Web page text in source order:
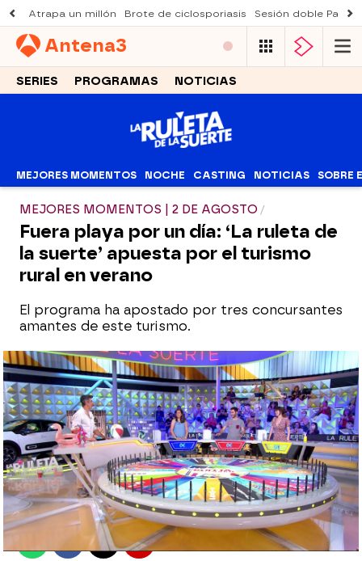
Atrapa un millón Brote de ciclosporiasis Sesión doble
Antena3
SERIES PROGRAMAS NOTICIAS
MEJORES MOMENTOS NOCHE CASTING NOTICIAS SOBRE
MEJORES MOMENTOS | 2 DE AGOSTO
Fuera playa por un día: ‘La ruleta de
la suerte’ apuesta por el turismo
rural en verano
El programa ha apostado por tres concursantes
amantes de este turismo.
antena3.com
Madrid
Publicado:02 de agosto de 2021, 14:47
WhatsappFacebook
X Flipboard